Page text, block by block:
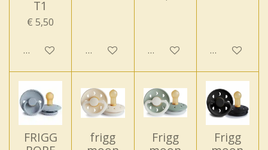
T1
€ 5,50
In winkelwagenIn winkelwagenIn winkelwagen
In
FRIGG
frigg
Frigg
Frigg